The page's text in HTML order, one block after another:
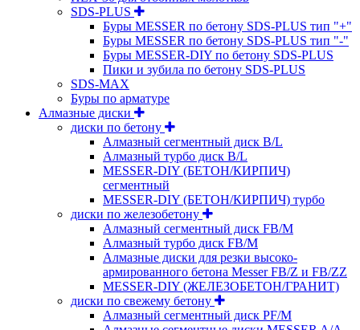
SDS-PLUS
Буры MESSER по бетону SDS-PLUS тип "+"
Буры MESSER по бетону SDS-PLUS тип "-"
Буры MESSER-DIY по бетону SDS-PLUS
Пики и зубила по бетону SDS-PLUS
SDS-MAX
Буры по арматуре
Алмазные диски
диски по бетону
Алмазный сегментный диск B/L
Алмазный турбо диск B/L
MESSER-DIY (БЕТОН/КИРПИЧ)
сегментный
MESSER-DIY (БЕТОН/КИРПИЧ) турбо
диски по железобетону
Алмазный сегментный диск FB/M
Алмазный турбо диск FB/M
Алмазные диски для резки высоко-
армированного бетона Messer FB/Z и FB/ZZ
MESSER-DIY (ЖЕЛЕЗОБЕТОН/ГРАНИТ)
диски по свежему бетону
Алмазный сегментный диск PF/M